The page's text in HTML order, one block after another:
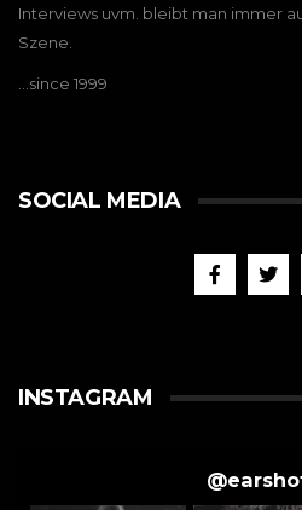
Interviews uvm. bleibt man immer
Szene.
…since 1999
SOCIAL MEDIA
INSTAGRAM
@